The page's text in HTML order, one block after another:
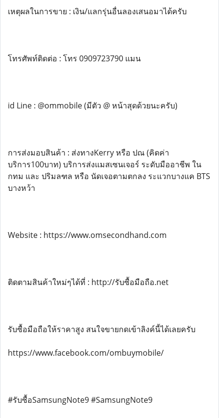
เหตุผลในการขาย : เงิน/แลกรุ่นอื่นลองเสนอมาได้ครับ
โทรศัพท์ติดต่อ : โทร 0909723790 แมน
id Line : @ommobile (มีตัว @ หน้าสุดด้วยนะครับ)
การส่งมอบสินค้า : ส่งทางKerry หรือ ปณ (คิดค่า
บริการ100บาท) บริการส่งแมสเซนเจอร์ ระดับมืออาชีพ ใน
กทม และ ปริมลฑล หรือ นัดเจอตามตกลง ระแวกบางแค BTS
บางหว้า
Website : https://www.omsecondhand.com
ติดตามสินค้าใหม่ๆได้ที่ : http://รับซื้อมือถือ.net
รับซื้อมือถือให้ราคาสูง สนใจขายกดเข้าลิงค์นี้ได้เลยครับ
https://www.facebook.com/ombuymobile/
#รับซื้อSamsungNote9 #SamsungNote9